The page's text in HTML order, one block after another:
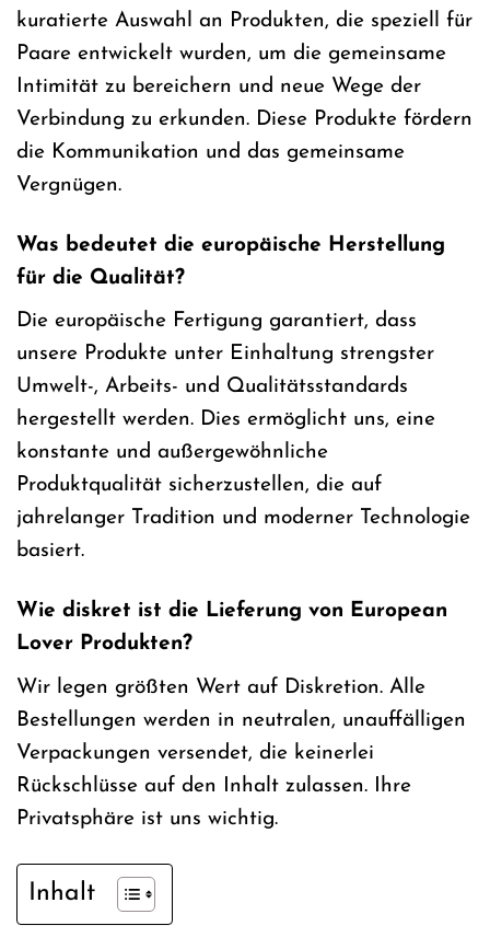
kuratierte Auswahl an Produkten, die speziell für
Paare entwickelt wurden, um die gemeinsame
Intimität zu bereichern und neue Wege der
Verbindung zu erkunden. Diese Produkte fördern
die Kommunikation und das gemeinsame
Vergnügen.
Was bedeutet die europäische Herstellung
für die Qualität?
Die europäische Fertigung garantiert, dass
unsere Produkte unter Einhaltung strengster
Umwelt-, Arbeits- und Qualitätsstandards
hergestellt werden. Dies ermöglicht uns, eine
konstante und außergewöhnliche
Produktqualität sicherzustellen, die auf
jahrelanger Tradition und moderner Technologie
basiert.
Wie diskret ist die Lieferung von European
Lover Produkten?
Wir legen größten Wert auf Diskretion. Alle
Bestellungen werden in neutralen, unauffälligen
Verpackungen versendet, die keinerlei
Rückschlüsse auf den Inhalt zulassen. Ihre
Privatsphäre ist uns wichtig.
Inhalt